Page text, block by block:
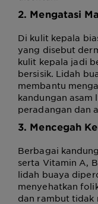
2. Mengatasi
Di kulit kepala
yang disebut
kulit kepala jadi
bersisik. Lidah
membantu
kandungan asam
peradangan dan
3. Mencegah
Berbagai
serta Vitamin A,
lidah buaya
menyehatkan
dan rambut tidak